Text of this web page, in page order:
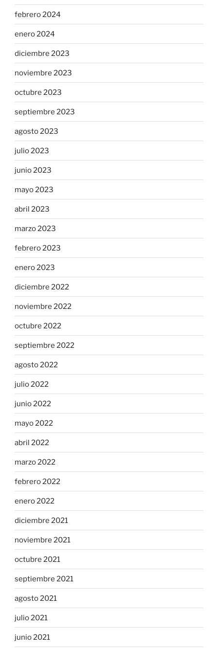
febrero 2024
enero 2024
diciembre 2023
noviembre 2023
octubre 2023
septiembre 2023
agosto 2023
julio 2023
junio 2023
mayo 2023
abril 2023
marzo 2023
febrero 2023
enero 2023
diciembre 2022
noviembre 2022
octubre 2022
septiembre 2022
agosto 2022
julio 2022
junio 2022
mayo 2022
abril 2022
marzo 2022
febrero 2022
enero 2022
diciembre 2021
noviembre 2021
octubre 2021
septiembre 2021
agosto 2021
julio 2021
junio 2021